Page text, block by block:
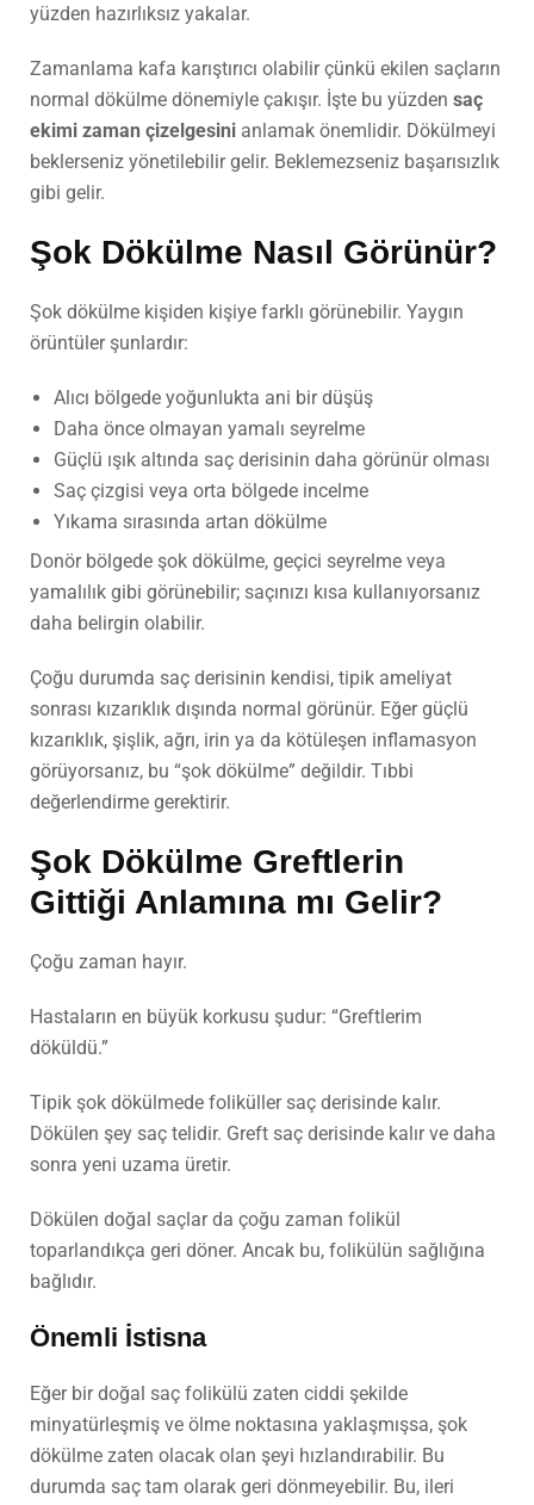
yüzden hazırlıksız yakalar.
Zamanlama kafa karıştırıcı olabilir çünkü ekilen saçların
normal dökülme dönemiyle çakışır. İşte bu yüzden saç
ekimi zaman çizelgesini anlamak önemlidir. Dökülmeyi
beklerseniz yönetilebilir gelir. Beklemezseniz başarısızlık
gibi gelir.
Şok Dökülme Nasıl Görünür?
Şok dökülme kişiden kişiye farklı görünebilir. Yaygın
örüntüler şunlardır:
Alıcı bölgede yoğunlukta ani bir düşüş
Daha önce olmayan yamalı seyrelme
Güçlü ışık altında saç derisinin daha görünür olması
Saç çizgisi veya orta bölgede incelme
Yıkama sırasında artan dökülme
Donör bölgede şok dökülme, geçici seyrelme veya
yamalılık gibi görünebilir; saçınızı kısa kullanıyorsanız
daha belirgin olabilir.
Çoğu durumda saç derisinin kendisi, tipik ameliyat
sonrası kızarıklık dışında normal görünür. Eğer güçlü
kızarıklık, şişlik, ağrı, irin ya da kötüleşen inflamasyon
görüyorsanız, bu “şok dökülme” değildir. Tıbbi
değerlendirme gerektirir.
Şok Dökülme Greftlerin
Gittiği Anlamına mı Gelir?
Çoğu zaman hayır.
Hastaların en büyük korkusu şudur: “Greftlerim
döküldü.”
Tipik şok dökülmede foliküller saç derisinde kalır.
Dökülen şey saç telidir. Greft saç derisinde kalır ve daha
sonra yeni uzama üretir.
Dökülen doğal saçlar da çoğu zaman folikül
toparlandıkça geri döner. Ancak bu, folikülün sağlığına
bağlıdır.
Önemli İstisna
Eğer bir doğal saç folikülü zaten ciddi şekilde
minyatürleşmiş ve ölme noktasına yaklaşmışsa, şok
dökülme zaten olacak olan şeyi hızlandırabilir. Bu
durumda saç tam olarak geri dönmeyebilir. Bu, ileri